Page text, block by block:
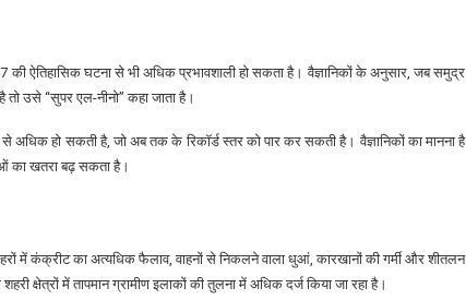
की ऐतिहासिक घटना से भी अधिक प्रभावशाली हो सकता है। वैज्ञानिकों के अनुसार, जब समुद्र
उसे “सुपर एल-नीनो” कहा जाता है।
अधिक हो सकती है, जो अब तक के रिकॉर्ड स्तर को पार कर सकती है। वैज्ञानिकों का मानना है
का खतरा बढ़ सकता है।
में कंक्रीट का अत्यधिक फैलाव, वाहनों से निकलने वाला धुआं, कारखानों की गर्मी और शीतलन
क्षेत्रों में तापमान ग्रामीण इलाकों की तुलना में अधिक दर्ज किया जा रहा है।